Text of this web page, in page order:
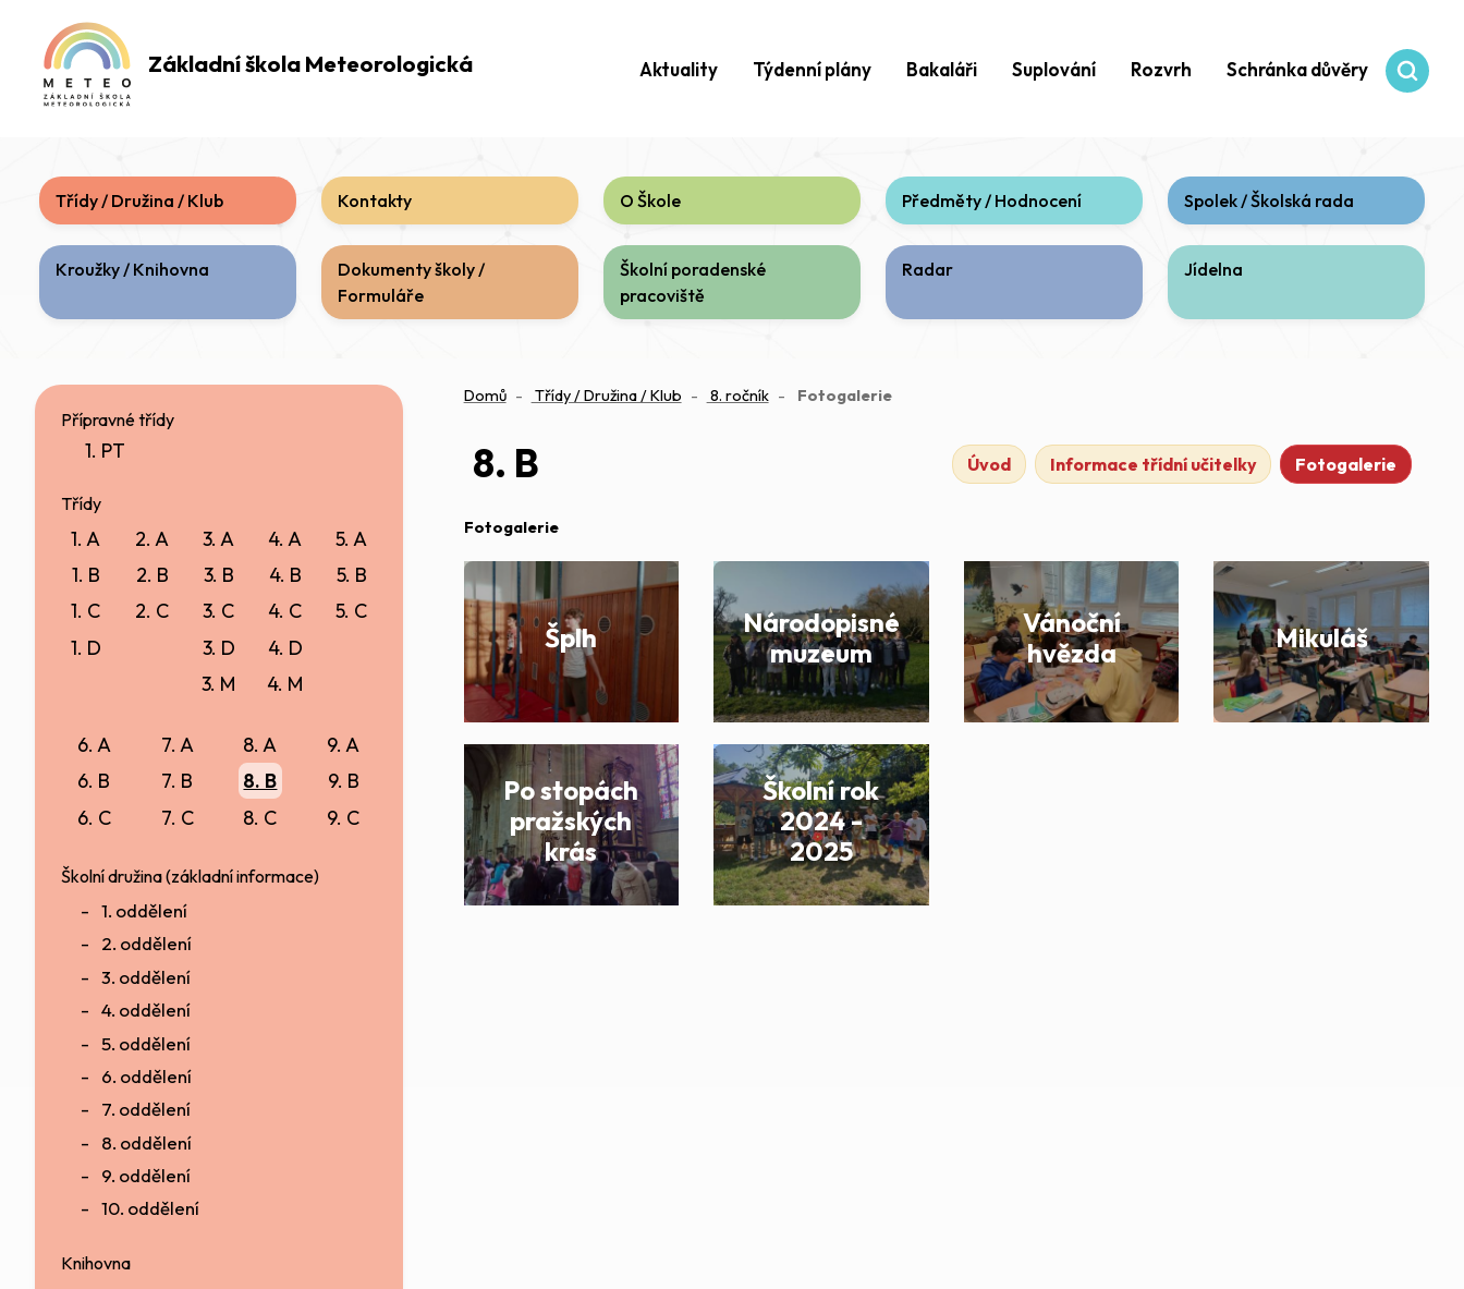
Základní škola Meteorologická Aktuality Týdenní plány Bakaláři Suplování Rozvrh Schránka důvěry
Třídy / Družina / Klub Kontakty O Škole Předměty / Hodnocení Spolek / Školská rada
Kroužky / Knihovna
Dokumenty školy /
Formuláře
Školní poradenské
pracoviště
Radar Jídelna
Přípravné třídy
1. PT
Třídy
1. A
1. B
1. C
1. D
2. A
2. B
2. C
3. A
3. B
3. C
3. D
3. M
4. A
4. B
4. C
4. D
4. M
5. A
5. B
5. C
6. A
6. B
6. C
7. A
7. B
7. C
8. A
8. B
8. C
9. A
9. B
9. C
Školní družina (základní informace)
1. oddělení
2. oddělení
3. oddělení
4. oddělení
5. oddělení
6. oddělení
7. oddělení
8. oddělení
9. oddělení
10. oddělení
Knihovna
Domů Třídy / Družina / Klub 8. ročník Fotogalerie(aktuální)
8. B Úvod Informace třídní učitelky Fotogalerie
Fotogalerie
Šplh
Národopisné
muzeum
Vánoční
hvězda
Mikuláš
Po stopách
pražských
krás
Školní rok
2024 -
2025